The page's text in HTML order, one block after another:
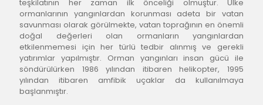
teşkilatının her zaman ilk önceliği olmuştur. Ülke
ormanlarının yangınlardan korunması adeta bir vatan
savunması olarak görülmekte, vatan toprağının en önemli
doğal değerleri olan ormanların yangınlardan
etkilenmemesi için her türlü tedbir alınmış ve gerekli
yatırımlar yapılmıştır. Orman yangınları insan gücü ile
söndürülürken 1986 yılından itibaren helikopter, 1995
yılından itibaren amfibik uçaklar da kullanılmaya
başlanmıştır.